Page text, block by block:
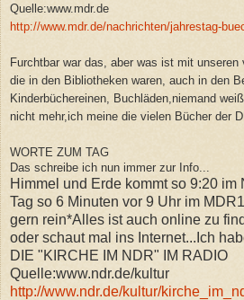
Quelle:www.mdr.de
http://www.mdr.de/nachrichten/jahrestag-
Furchtbar war das, aber was ist mit unseren
die in den Bibliotheken waren, auch in den
Kinderbüchereinen, Buchläden,niemand
nicht mehr,ich meine die vielen Bücher der
WORTE ZUM TAG
Das schreibe ich nun immer zur Info...
Himmel und Erde kommt so 9:20 im
Tag so 6 Minuten vor 9 Uhr im
gern rein*Alles ist auch online zu
oder schaut mal ins Internet...Ich
DIE "KIRCHE IM NDR" IM RADIO
Quelle:www.ndr.de/kultur
http://www.ndr.de/kultur/